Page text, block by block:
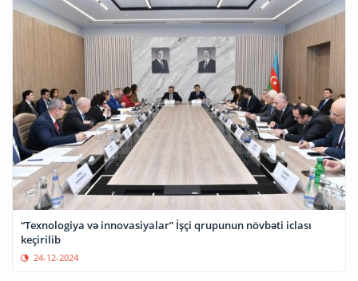
“Texnologiya və innovasiyalar” İşçi qrupunun növbəti iclası
keçirilib
24-12-2024